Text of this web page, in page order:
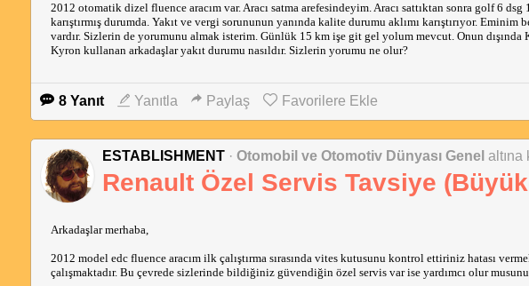
2012 otomatik dizel fluence aracım var. Aracı satma arefesindeyim. Aracı sattıktan sonra golf 6
karıştırmış durumda. Yakıt ve vergi sorununun yanında kalite durumu aklımı karıştırıyor.
vardır. Sizlerin de yorumunu almak isterim. Günlük 15 km işe git gel yolum mevcut. Onun
Kyron kullanan arkadaşlar yakıt durumu nasıldır. Sizlerin yorumu ne olur?
8 Yanıt Yanıtla Paylaş Favorilere Ekle
ESTABLISHMENT · Otomobil ve Otomotiv Dünyası Genel altına
Renault Özel Servis Tavsiye
Arkadaşlar merhaba,
2012 model edc fluence aracım ilk çalıştırma sırasında vites kutusunu kontrol ettiriniz hatası
çalışmaktadır. Bu çevrede sizlerinde bildiğiniz güvendiğin özel servis var ise yardımcı olur